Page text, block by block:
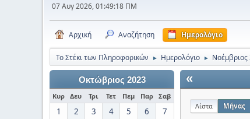
07 Αυγ 2026, 01:49:18 ΠΜ
Αρχική Αναζήτηση Ημερολόγιο
Το Στέκι των Πληροφορικών ► Ημερολόγιο ► Νοέμβριος
Οκτώβριος 2023
Κυρ Δευ Τρι Τετ Πεμ Παρ Σαβ
1 2 3 4 5 6
7
«
Λίστα Μήνας